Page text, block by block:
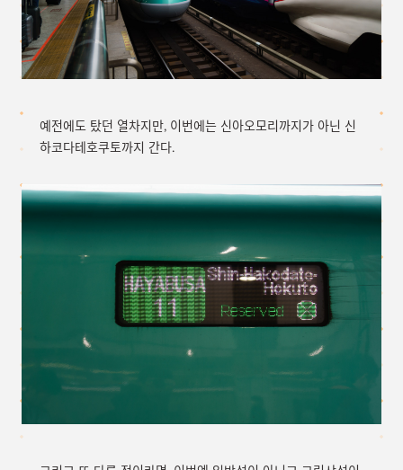
예전에도 탔던 열차지만, 이번에는 신아오모리까지가 아닌 신
하코다테호쿠토까지 간다.